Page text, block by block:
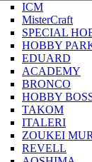
ICM
MisterCraft
SPECIAL
HOBBY
EDUARD
ACADEMY
BRONCO
HOBBY
TAKOM
ITALERI
ZOUKEI
REVELL